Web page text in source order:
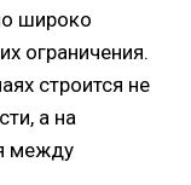
широко
ограничения.
строится не
а на
между